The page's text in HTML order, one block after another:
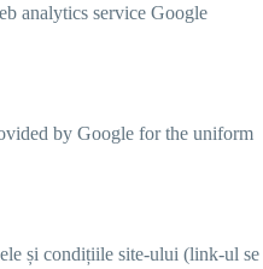
analytics service Google
by Google for the uniform
și condițiile site-ului (link-ul se